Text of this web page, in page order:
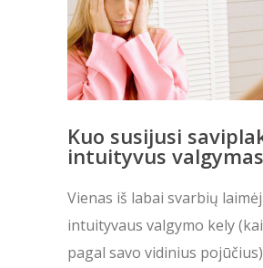
Kuo susijusi
intuityvus valgymas
Vienas iš labai svarbių
intuityvaus valgymo kely
pagal savo vidinius